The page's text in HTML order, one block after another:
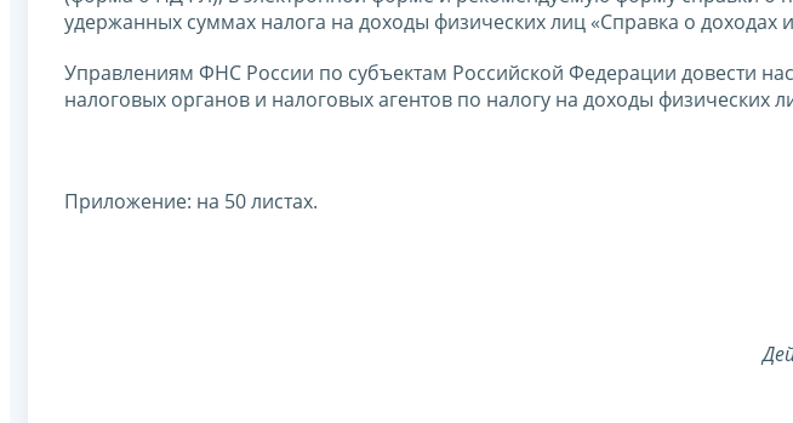
удержанных суммах налога на доходы физических лиц «Справка о доходах
Управлениям ФНС России по субъектам Российской Федерации довести
налоговых органов и налоговых агентов по налогу на доходы физических
Приложение: на 50 листах.